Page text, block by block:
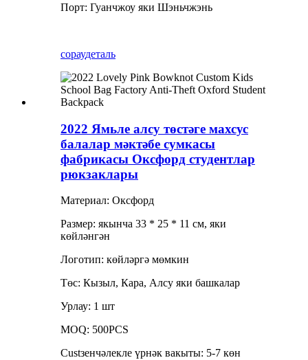
Порт: Гуанчжоу яки Шэньчжэнь
сораудеталь
2022 Ямьле алсу төстәге махсус
балалар мәктәбе сумкасы
фабрикасы Оксфорд студентлар
рюкзаклары
Материал: Оксфорд
Размер: якынча 33 * 25 * 11 см, яки
көйләнгән
Логотип: көйләргә мөмкин
Төс: Кызыл, Кара, Алсу яки башкалар
Урлау: 1 шт
MOQ: 500PCS
Custзенчәлекле үрнәк вакыты: 5-7 көн